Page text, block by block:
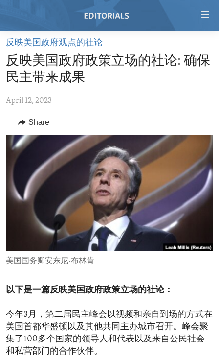
Skip
main
content
to
Navigation
Skip
Search
HOME
VIDEO
REGIONS
AFRICA
AMERICAS
ASIA
EUROPE
MIDDLE EAST
TOPICS
HUMAN RIGHTS
SECURITY AND DEFENSE
AID AND DEVELOPMENT
DEMOCRACY AND GOVERNANCE
ECONOMY AND TRADE
ENVIRONMENT AND HEALTH
IDEALS AND INSTITUTIONS
ARCHIVE
ABOUT US
FOLLOW US
反映美国政府观点的社论
反映美国政府政策立场的社论: 确保
民主带来成果
April 12, 2023
Share
美国国务卿安东尼·布林肯
以下是一篇反映美国政府政策立场的社论：
今年3月，第二届民主峰会以视频和亲自到场的方式在
美国首都华盛顿以及其他共同主办城市召开。峰会聚
集了100多个国家的领导人和代表以及来自公民社会
和私营部门的合作伙伴。